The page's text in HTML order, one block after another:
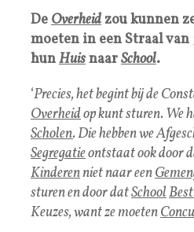
DeOverheid zou kunnen
moeten in een Straal
hunHuisnaarSchool.
‘Precies, het begint bij de
Overheidop kunt sturen. We
Scholen. Die hebben we
Segregatieontstaat ook door
Kinderenniet naar een
sturen en door datSchool
Keuzes, want ze moeten